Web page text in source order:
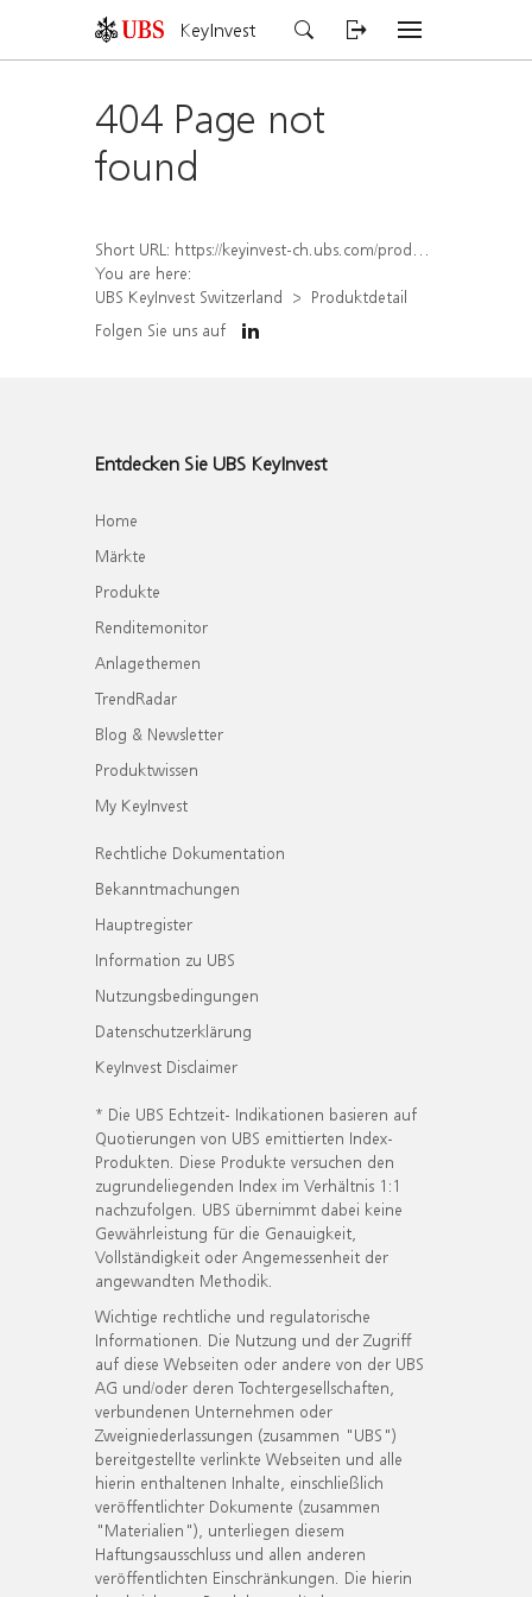
KeyInvest
404 Page not
found
Short URL: https://keyinvest-ch.ubs.com/produkt/detail/index/isin/CH1578790508
You are here:
UBS KeyInvest Switzerland
Produktdetail
Folgen Sie uns auf
Entdecken Sie UBS KeyInvest
Home
Märkte
Produkte
Renditemonitor
Anlagethemen
TrendRadar
Blog & Newsletter
Produktwissen
My KeyInvest
Rechtliche Dokumentation
Bekanntmachungen
Hauptregister
Information zu UBS
Nutzungsbedingungen
Datenschutzerklärung
KeyInvest Disclaimer
* Die UBS Echtzeit- Indikationen basieren auf
Quotierungen von UBS emittierten Index-
Produkten. Diese Produkte versuchen den
zugrundeliegenden Index im Verhältnis 1:1
nachzufolgen. UBS übernimmt dabei keine
Gewährleistung für die Genauigkeit,
Vollständigkeit oder Angemessenheit der
angewandten Methodik.
Wichtige rechtliche und regulatorische
Informationen. Die Nutzung und der Zugriff
auf diese Webseiten oder andere von der UBS
AG und/oder deren Tochtergesellschaften,
verbundenen Unternehmen oder
Zweigniederlassungen (zusammen "UBS")
bereitgestellte verlinkte Webseiten und alle
hierin enthaltenen Inhalte, einschließlich
veröffentlichter Dokumente (zusammen
"Materialien"), unterliegen diesem
Haftungsausschluss und allen anderen
veröffentlichten Einschränkungen. Die hierin